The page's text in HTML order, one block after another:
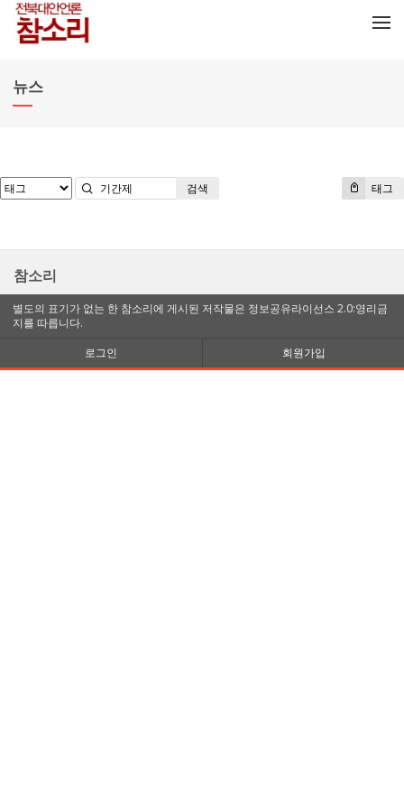
뉴스
태그
검색
참소리
별도의 표기가 없는 한 참소리에 게시된 저작물은 정보공유라이선스 2.0:영리금
지를 따릅니다.
로그인
회원가입